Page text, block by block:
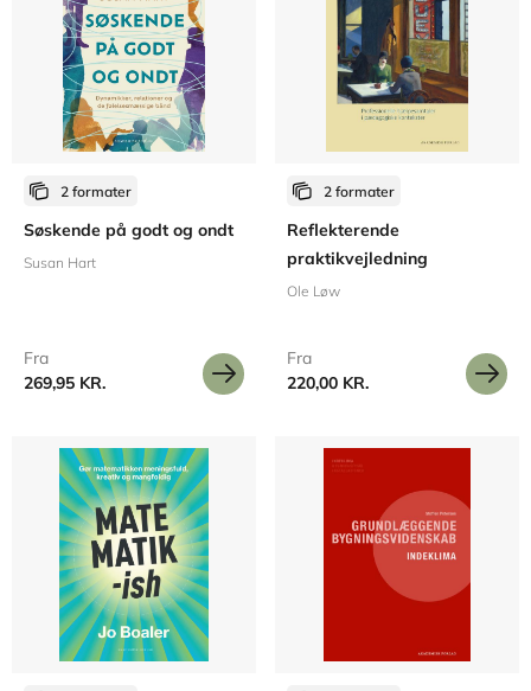
2 formater
Søskende på godt og ondt
Susan Hart
Fra
269,95 KR.
2 formater
Reflekterende
praktikvejledning
Ole Løw
Fra
220,00 KR.